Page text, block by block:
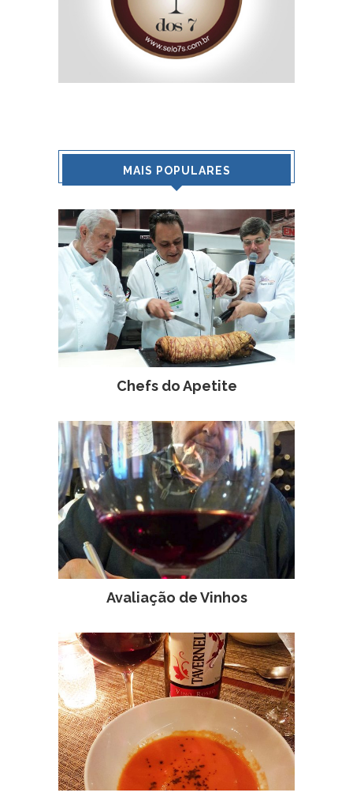
MAIS POPULARES
Chefs do Apetite
Avaliação de Vinhos